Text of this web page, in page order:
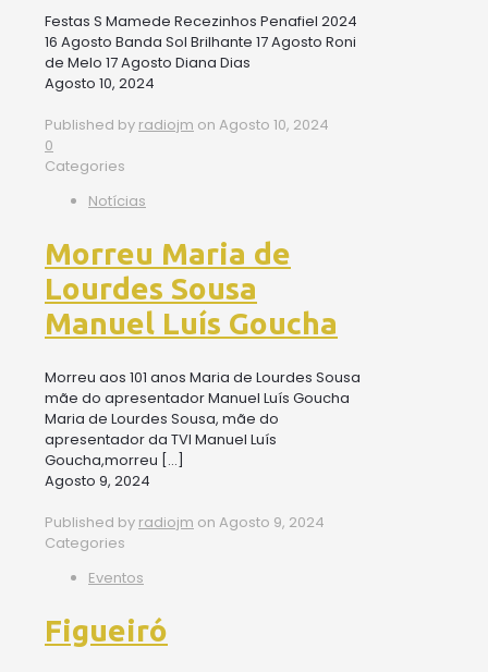
Festas S Mamede Recezinhos Penafiel 2024
16 Agosto Banda Sol Brilhante 17 Agosto Roni
de Melo 17 Agosto Diana Dias
Agosto 10, 2024
Published by radiojm on Agosto 10, 2024
0
Categories
Notícias
Morreu Maria de
Lourdes Sousa
Manuel Luís Goucha
Morreu aos 101 anos Maria de Lourdes Sousa
mãe do apresentador Manuel Luís Goucha
Maria de Lourdes Sousa, mãe do
apresentador da TVI Manuel Luís
Goucha,morreu […]
Agosto 9, 2024
Published by radiojm on Agosto 9, 2024
Categories
Eventos
Figueiró